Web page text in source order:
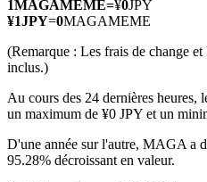
1MAGAMEME=¥0JPY
¥1JPY=0MAGAMEME
(Remarque : Les frais de change et
inclus.)
Au cours des 24 dernières heures,
un maximum de ¥0 JPY et un
D'une année sur l'autre, MAGA a
95.28% décroissant en valeur.